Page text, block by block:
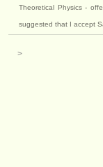
Theoretical Physics -
suggested that I accept
>